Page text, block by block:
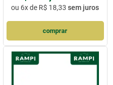
ou 6x de R$ 18,33 sem juros
comprar